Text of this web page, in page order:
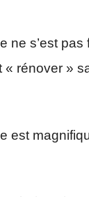
ne s’est
« rénover »
est